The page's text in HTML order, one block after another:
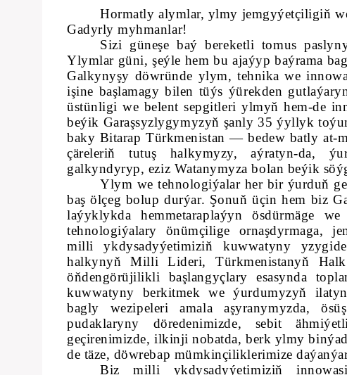
Hormatly alymlar, ylmy jemgyýetçiligiň
Gadyrly myhmanlar!
Sizi güneşe baý bereketli tomus
Ylymlar güni, şeýle hem bu ajaýyp baýrama
Galkynyşy döwründe ylym, tehnika we
işine başlamagy bilen tüýs ýürekden
üstünligi we belent sepgitleri ylmyň hem-de
beýik Garaşsyzlygymyzyň şanly 35 ýyllyk
baky Bitarap Türkmenistan — bedew batly at-
çäreleriň tutuş halkymyzy, aýratyn-da,
galkyndyryp, eziz Watanymyza bolan beýik
Ylym we tehnologiýalar her bir ýurduň
baş ölçeg bolup durýar. Şonuň üçin hem biz
laýyklykda hemmetaraplaýyn ösdürmäge
tehnologiýalary önümçilige ornaşdyrmaga,
milli ykdysadyýetimiziň kuwwatyny
halkynyň Milli Lideri, Türkmenistanyň Halk
öňdengörüjilikli başlangyçlary esasynda
kuwwatyny berkitmek we ýurdumyzyň
bagly wezipeleri amala aşyranymyzda,
pudaklaryny döredenimizde, sebit
geçirenimizde, ilkinji nobatda, berk ylmy
de täze, döwrebap mümkinçiliklerimize
Biz milli ykdysadyýetimiziň